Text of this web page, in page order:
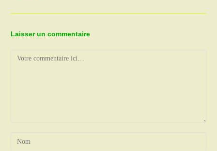
Laisser un commentaire
Comment
Enter